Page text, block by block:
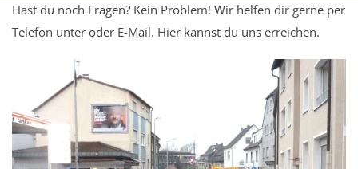
Hast du noch Fragen? Kein Problem! Wir helfen dir gerne per
Telefon unter oder E-Mail. Hier kannst du uns erreichen.